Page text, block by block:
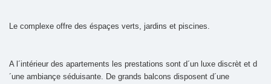
Le complexe offre des éspaçes verts, jardins et piscines.
A l´intérieur des apartements les prestations sont d´un luxe discrèt et d
´une ambiançe séduisante. De grands balcons disposent d´une